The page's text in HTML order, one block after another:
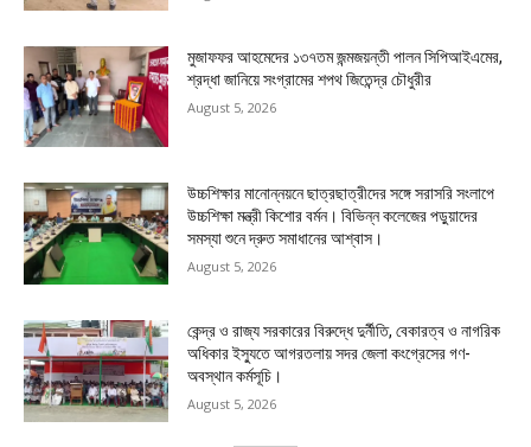
মুজাফফর আহমেদের ১৩৭তম জন্মজয়ন্তী পালন সিপিআইএমের,
শ্রদ্ধা জানিয়ে সংগ্রামের শপথ জিতেন্দ্র চৌধুরীর
August 5, 2026
উচ্চশিক্ষার মানোন্নয়নে ছাত্রছাত্রীদের সঙ্গে সরাসরি সংলাপে
উচ্চশিক্ষা মন্ত্রী কিশোর বর্মন। বিভিন্ন কলেজের পড়ুয়াদের
সমস্যা শুনে দ্রুত সমাধানের আশ্বাস।
August 5, 2026
কেন্দ্র ও রাজ্য সরকারের বিরুদ্ধে দুর্নীতি, বেকারত্ব ও নাগরিক
অধিকার ইস্যুতে আগরতলায় সদর জেলা কংগ্রেসের গণ-
অবস্থান কর্মসূচি।
August 5, 2026